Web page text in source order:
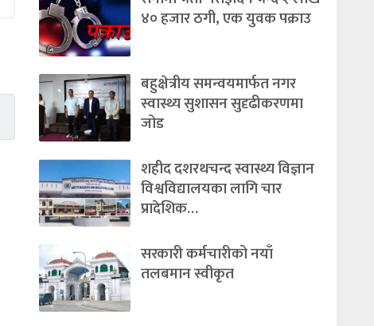
४० हजार ठगी, एक युवक पक्राउ
बहुक्षेत्रीय समन्वयमार्फत नगर
स्वास्थ्य सुशासन सुदृढीकरणमा
जोड
शहीद दशरथचन्द स्वास्थ्य विज्ञान
विश्वविद्यालयका लागि चार
प्रादेशिक…
सरकारी कर्मचारीको नयाँ
तलबमान स्वीकृत